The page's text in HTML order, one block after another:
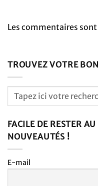
Les commentaires
TROUVEZ VOTRE
FACILE DE RESTER
NOUVEAUTÉS !
E-mail